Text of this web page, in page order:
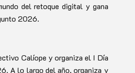
del retoque digital y gana
2026.
Calíope y organiza el I Día
A lo largo del año, organiza y